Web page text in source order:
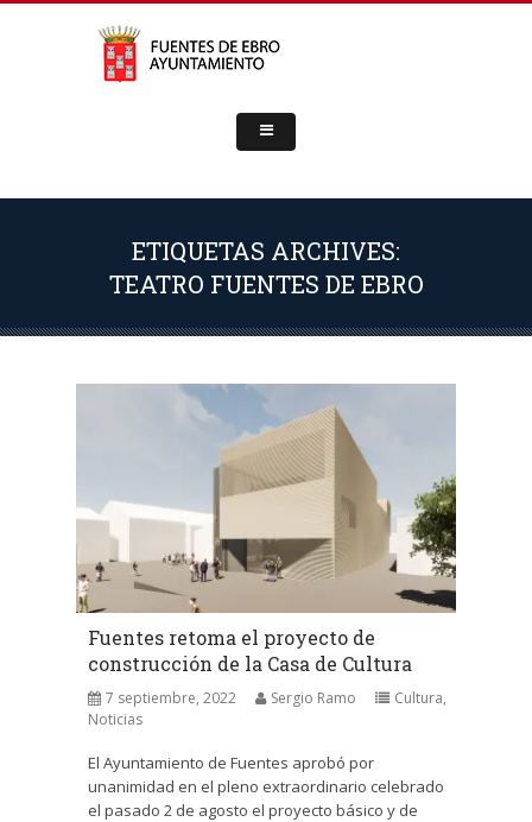
ETIQUETAS ARCHIVES:
TEATRO FUENTES DE EBRO
Fuentes retoma el proyecto de
construcción de la Casa de Cultura
7 septiembre, 2022 Sergio Ramo Cultura,
Noticias
El Ayuntamiento de Fuentes aprobó por
unanimidad en el pleno extraordinario celebrado
el pasado 2 de agosto el proyecto básico y de